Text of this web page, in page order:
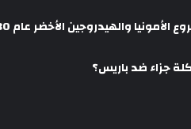
والهيدروجين الأخضر عام 2030
جزاء ضد باريس؟